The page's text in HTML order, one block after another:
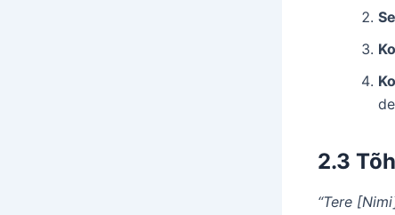
2.3
“Tere